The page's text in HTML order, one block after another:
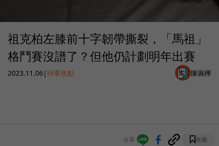
祖克柏左膝前十字韌帶撕裂，「馬祖」
格鬥賽沒譜了？但他仍計劃明年出賽
2023.11.06| 時事焦點 陳琬樺
分享 收藏